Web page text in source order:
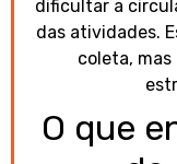
dificultar a
das atividades.
coleta, mas
O que